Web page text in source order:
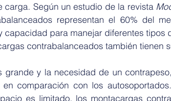
carga. Según un estudio de la revista
representan el 60% del
capacidad para manejar diferentes tipos
contrabalanceados también tienen
grande y la necesidad de un
comparación con los
es limitado, los montacargas